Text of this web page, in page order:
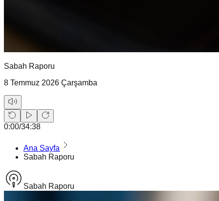
Sabah Raporu
8 Temmuz 2026 Çarşamba
0:00/34:38
Ana Sayfa
Sabah Raporu
Sabah Raporu